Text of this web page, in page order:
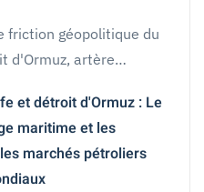
friction géopolitique du
d'Ormuz, artère…
et détroit d'Ormuz : Le
maritime et les
marchés pétroliers